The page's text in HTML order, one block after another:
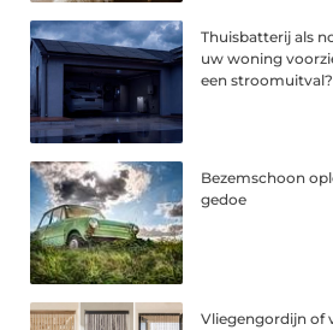
Thuisbatterij als
uw woning
een stroomuitval?
Bezemschoon
gedoe
Vliegengordijn of